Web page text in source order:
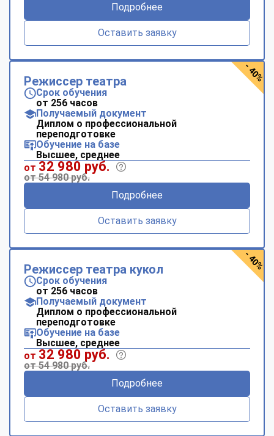
Подробнее
Оставить заявку
Режиссер театра
Срок обучения
от 256 часов
Получаемый документ
Диплом о профессиональной
переподготовке
Обучение на базе
Высшее, среднее
от 32 980 руб.
от 54 980 руб.
Подробнее
Оставить заявку
- 40%
Режиссер театра кукол
Срок обучения
от 256 часов
Получаемый документ
Диплом о профессиональной
переподготовке
Обучение на базе
Высшее, среднее
от 32 980 руб.
от 54 980 руб.
Подробнее
Оставить заявку
- 40%